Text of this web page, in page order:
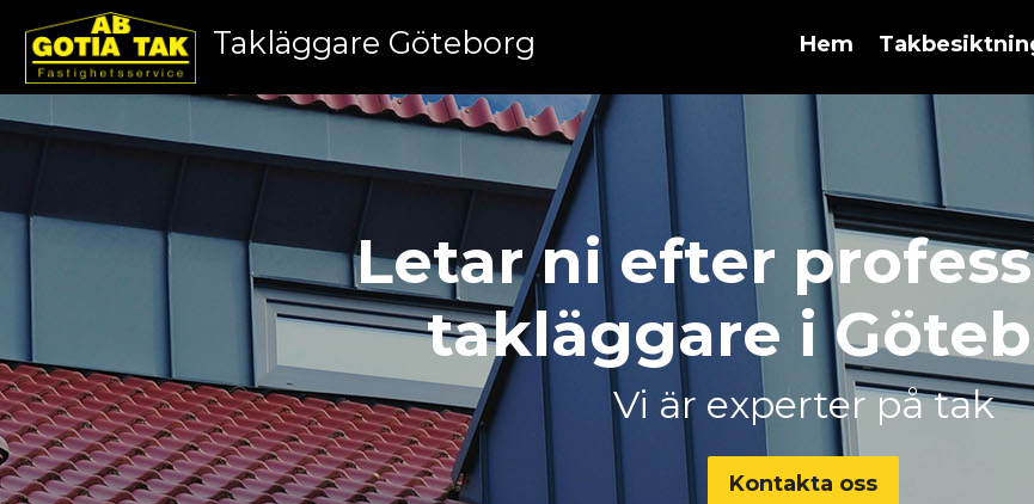
Hem
Takläggare Göteborg
Letar ni efter
takläggare i
Vi är experter på tak
Kontakta oss